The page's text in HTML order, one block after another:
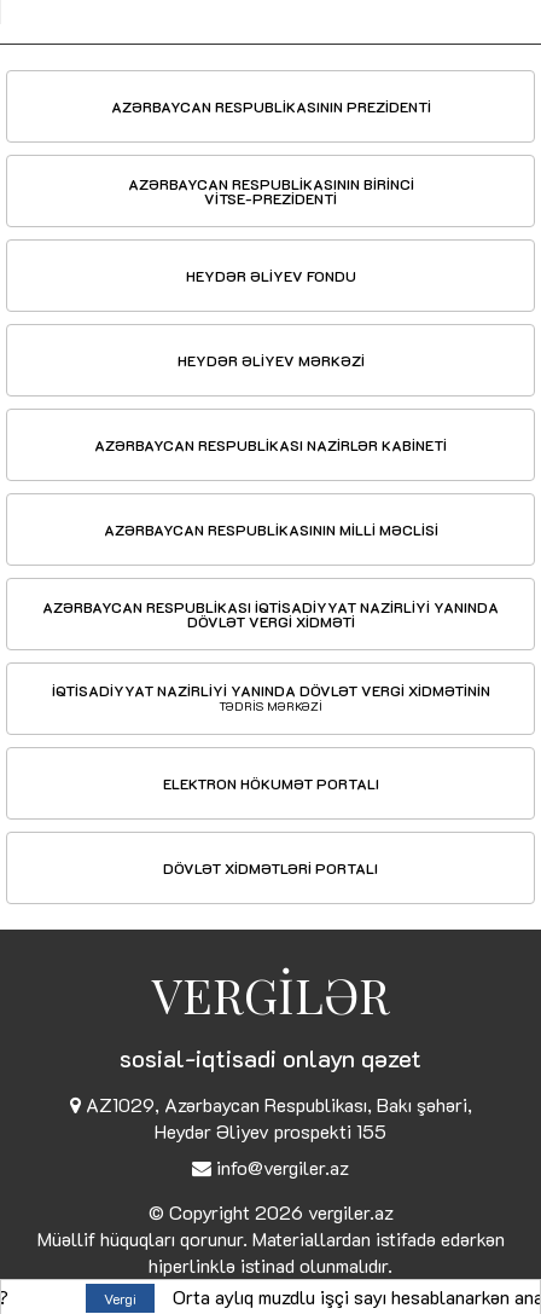
AZƏRBAYCAN RESPUBLİKASININ PREZİDENTİ
AZƏRBAYCAN RESPUBLİKASININ BİRİNCİ
VİTSE-PREZİDENTİ
HEYDƏR ƏLİYEV FONDU
HEYDƏR ƏLİYEV MƏRKƏZİ
AZƏRBAYCAN RESPUBLİKASI NAZİRLƏR KABİNETİ
AZƏRBAYCAN RESPUBLİKASININ MİLLİ MƏCLİSİ
AZƏRBAYCAN RESPUBLİKASI İQTİSADİYYAT NAZİRLİYİ YANINDA
DÖVLƏT VERGİ XİDMƏTİ
İQTİSADİYYAT NAZİRLİYİ YANINDA DÖVLƏT VERGİ XİDMƏTİNİN
TƏDRİS MƏRKƏZİ
ELEKTRON HÖKUMƏT PORTALI
DÖVLƏT XİDMƏTLƏRİ PORTALI
VERGİLƏR
sosial-iqtisadi onlayn qəzet
AZ1029, Azərbaycan Respublikası, Bakı şəhəri,
Heydər Əliyev prospekti 155
info@vergiler.az
© Copyright 2026 vergiler.az
Müəllif hüquqları qorunur. Materiallardan istifadə edərkən
hiperlinklə istinad olunmalıdır.
Orta aylıq muzdlu işçi sayı hesablanarkən analıq